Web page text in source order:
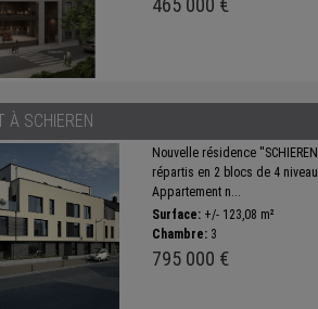
À SCHIEREN
Nouvelle résidence
répartis en 2 blocs de 4
Appartement n...
Surface: +/- 123,08 m²
Chambre: 3
795 000 €